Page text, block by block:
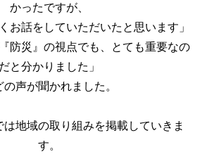
かったですが、
お話をしていただいたと思います」
防災』の視点でも、とても重要なの
だと分かりました」
の声が聞かれました。
地域の取り組みを掲載していきま
す。